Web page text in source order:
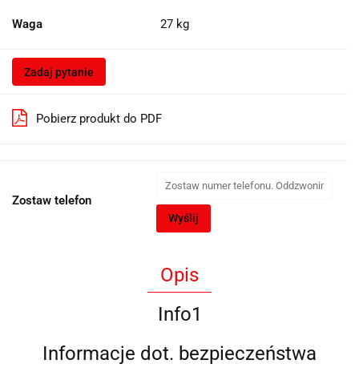
Waga 27 kg
Zadaj pytanie
Pobierz produkt do PDF
Zostaw telefon
Wyślij
Opis
Info1
Informacje dot. bezpieczeństwa